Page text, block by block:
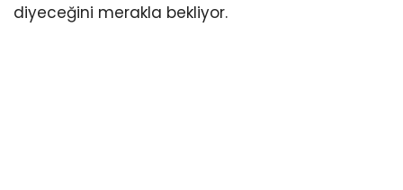
diyeceğini merakla bekliyor.